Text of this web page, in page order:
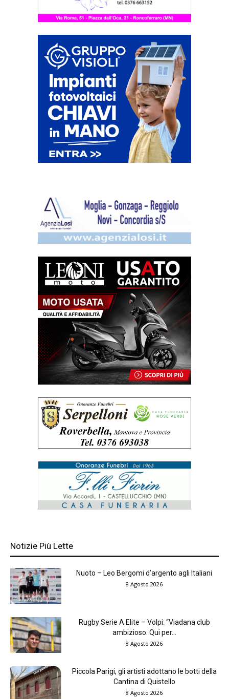
Notizie Più Lette
Nuoto – Leo Bergomi d’argento agli Italiani
8 Agosto 2026
Rugby Serie A Elite – Volpi: “Viadana club
ambizioso. Qui per...
8 Agosto 2026
Piccola Parigi, gli artisti adottano le botti della
Cantina di Quistello
8 Agosto 2026